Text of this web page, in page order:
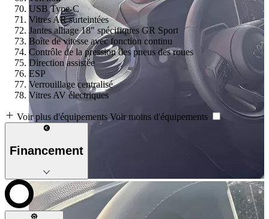
USB Type-C
Vitres AR surteintées
Jantes alliage 18" spécifiques GR Sport
Boîte de vitesse avec fonction continu
Contrôle de la pression des pneus des roues
Direction assistée
ESP
Verrouillage centralisé
Vitres AV électriques
Voir plus d'équipements Voir moins d'équipements
Financement